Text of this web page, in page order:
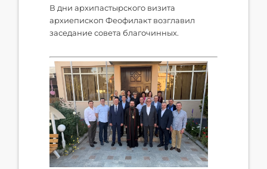
В дни архипастырского визита
архиепископ Феофилакт возглавил
заседание совета благочинных.